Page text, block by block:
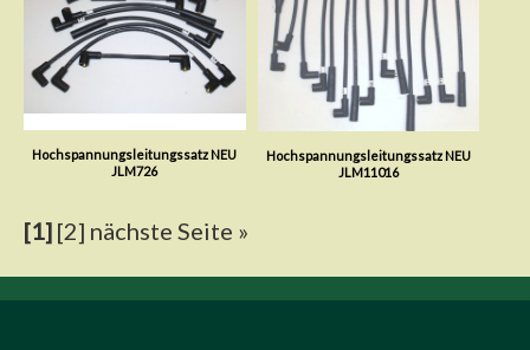
Hochspannungsleitungssatz NEU
JLM726
Hochspannungsleitungssatz NEU
JLM11016
[1] [2] nächste Seite »